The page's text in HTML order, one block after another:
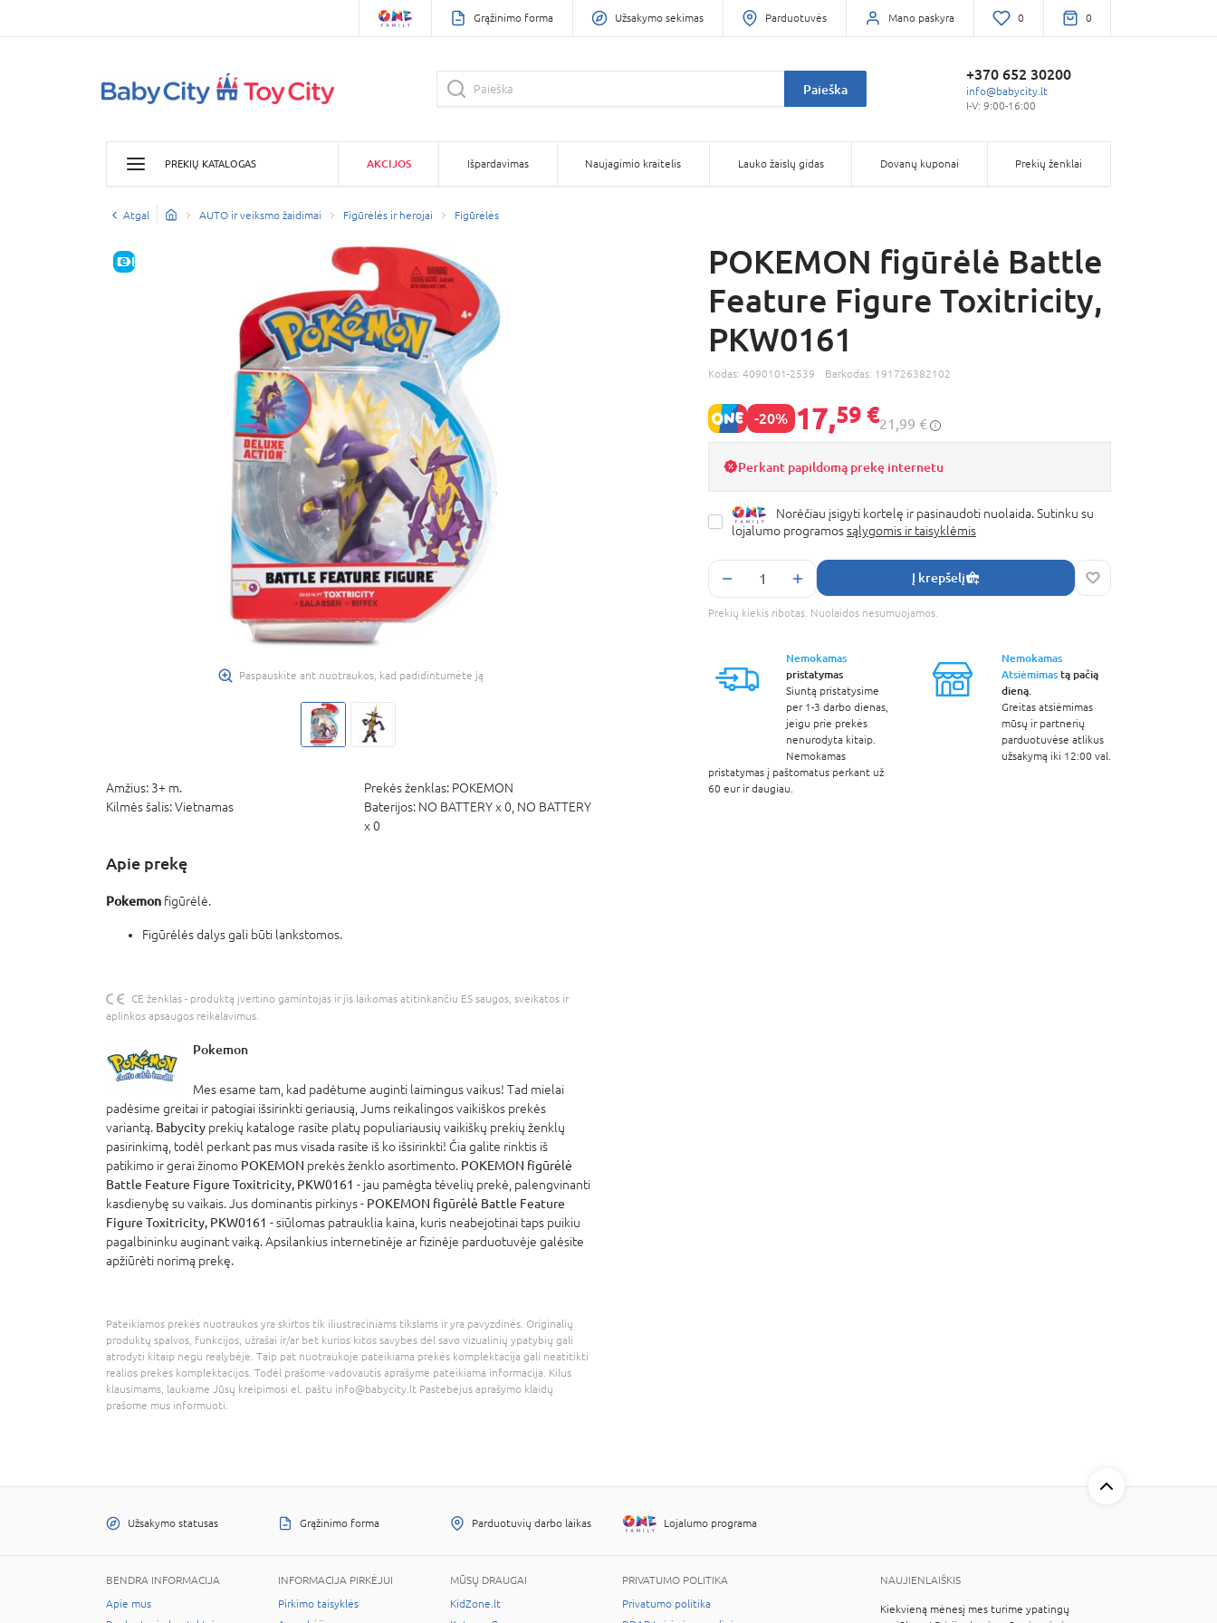
Grąžinimo forma Užsakymo sekimas Parduotuvės Mano paskyra 0 0
Paieška
+370 652 30200
info@babycity.lt
I-V: 9:00-16:00
PREKIŲ KATALOGAS AKCIJOS Išpardavimas Naujagimio kraitelis Lauko žaislų gidas Dovanų kuponai Prekių ženklai
Atgal AUTO ir veiksmo žaidimai Figūrėlės ir herojai Figūrėlės
E-KAINA
Paspauskite ant nuotraukos, kad padidintumėte ją
Amžius: 3+ m. Prekės ženklas: POKEMON
Kilmės šalis:Vietnamas Baterijos: NO BATTERY x 0, NO BATTERY
x 0
Apie prekę
Pokemon figūrėlė.
Figūrėlės dalys gali būti lankstomos.
CE ženklas - produktą įvertino gamintojas ir jis laikomas atitinkančiu ES saugos, sveikatos ir
aplinkos apsaugos reikalavimus.
Pokemon
Mes esame tam, kad padėtume auginti laimingus vaikus! Tad mielai
padėsime greitai ir patogiai išsirinkti geriausią, Jums reikalingos vaikiškos prekės
variantą. Babycity prekių kataloge rasite platų populiariausių vaikiškų prekių ženklų
pasirinkimą, todėl perkant pas mus visada rasite iš ko išsirinkti! Čia galite rinktis iš
patikimo ir gerai žinomo POKEMON prekės ženklo asortimento. POKEMON figūrėlė
Battle Feature Figure Toxitricity, PKW0161 - jau pamėgta tėvelių prekė, palengvinanti
kasdienybę su vaikais. Jus dominantis pirkinys - POKEMON figūrėlė Battle Feature
Figure Toxitricity, PKW0161 - siūlomas patrauklia kaina, kuris neabejotinai taps puikiu
pagalbininku auginant vaiką. Apsilankius internetinėje ar fizinėje parduotuvėje galėsite
apžiūrėti norimą prekę.
Pateikiamos prekės nuotraukos yra skirtos tik iliustraciniams tikslams ir yra pavyzdinės. Originalių
produktų spalvos, funkcijos, užrašai ir/ar bet kurios kitos savybės dėl savo vizualinių ypatybių gali
atrodyti kitaip negu realybėje. Taip pat nuotraukoje pateikiama prekės komplektacija gali neatitikti
realios prekės komplektacijos. Todėl prašome vadovautis aprašyme pateikiama informacija. Kilus
klausimams, laukiame Jūsų kreipimosi el. paštu info@babycity.lt Pastebėjus aprašymo klaidų
prašome mus informuoti.
POKEMON figūrėlė Battle
Feature Figure Toxitricity,
PKW0161
Kodas: 4090101-2539 Barkodas: 191726382102
-20% 17,59 €21,99 €
Perkant papildomą prekę internetu
Norėčiau įsigyti kortelę ir pasinaudoti nuolaida. Sutinku su
lojalumo programossąlygomis ir taisyklėmis
Į krepšelį
Prekių kiekis ribotas. Nuolaidos nesumuojamos.
Nemokamas
pristatymas
Siuntą pristatysime
per 1-3 darbo dienas,
jeigu prie prekės
nenurodyta kitaip.
Nemokamas
pristatymas į paštomatus perkant už
60 eur ir daugiau.
Nemokamas
Atsiėmimastą pačią
dieną.
Greitas atsiėmimas
mūsų ir partnerių
parduotuvėse atlikus
užsakymą iki 12:00 val.
Užsakymo statusas Grąžinimo forma Parduotuvių darbo laikas Lojalumo programa
BENDRA INFORMACIJA
Apie mus
INFORMACIJA PIRKĖJUI
Pirkimo taisyklės
MŪSŲ DRAUGAI
KidZone.lt
PRIVATUMO POLITIKA
Privatumo politika
NAUJIENLAIŠKIS
Kiekvieną mėnesį mes turime ypatingų